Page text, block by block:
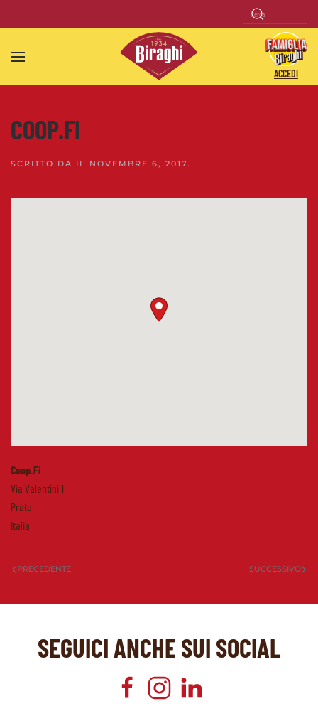
Skip to main content
ACCEDI
COOP.FI
SCRITTO DA IL NOVEMBRE 6, 2017.
Coop.Fi
Via Valentini 1
Prato
Italia
PRECEDENTE SUCCESSIVO
SEGUICI ANCHE SUI SOCIAL